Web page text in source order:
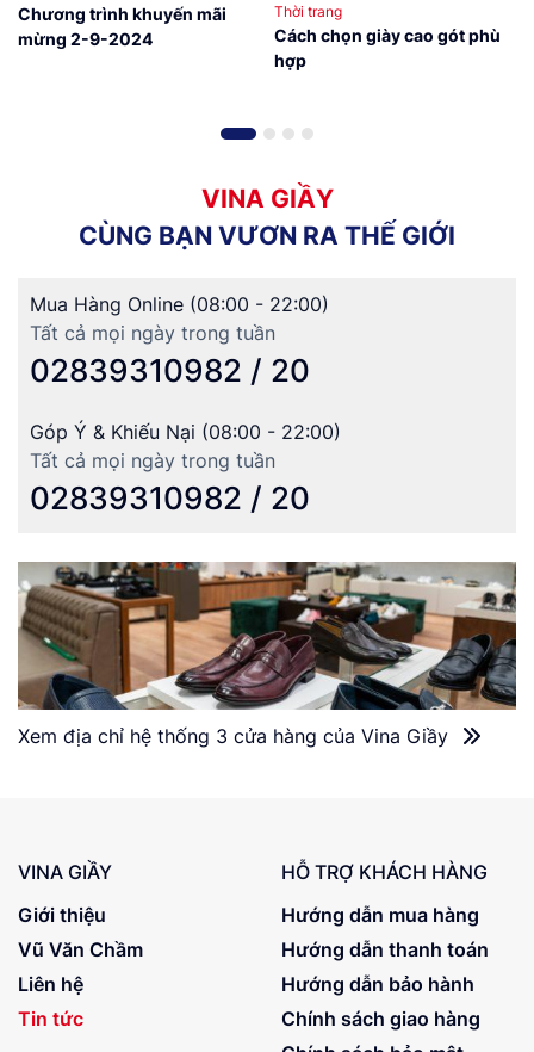
Chương trình khuyến mãi
mừng 2-9-2024
Thời trang
Cách chọn giày cao gót phù
hợp
VINA GIẦY
CÙNG BẠN VƯƠN RA THẾ GIỚI
Mua Hàng Online (08:00 - 22:00)
Tất cả mọi ngày trong tuần
02839310982 / 20
Góp Ý & Khiếu Nại (08:00 - 22:00)
Tất cả mọi ngày trong tuần
02839310982 / 20
Xem địa chỉ hệ thống 3 cửa hàng của Vina Giầy
VINA GIẦY
Giới thiệu
Vũ Văn Chầm
Liên hệ
Tin tức
HỖ TRỢ KHÁCH HÀNG
Hướng dẫn mua hàng
Hướng dẫn thanh toán
Hướng dẫn bảo hành
Chính sách giao hàng